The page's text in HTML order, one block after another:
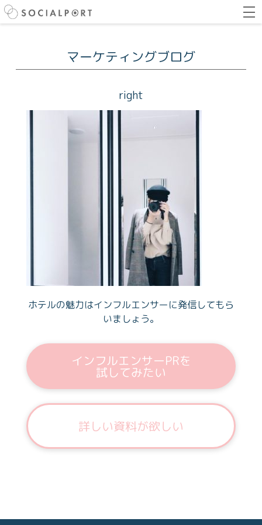
マーケティングブログ
right
ホテルの魅力はインフルエンサーに発信してもら
いましょう。
インフルエンサーPRを
試してみたい
詳しい資料が欲しい